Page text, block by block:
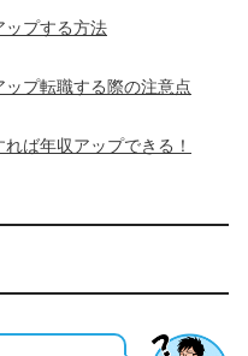
ップする方法
プ転職する際の注意点
ば年収アップできる！